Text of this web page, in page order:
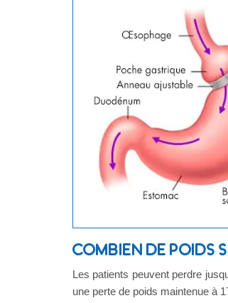
COMBIEN DE POIDS
Les patients peuvent perdre
une perte de poids maintenue à